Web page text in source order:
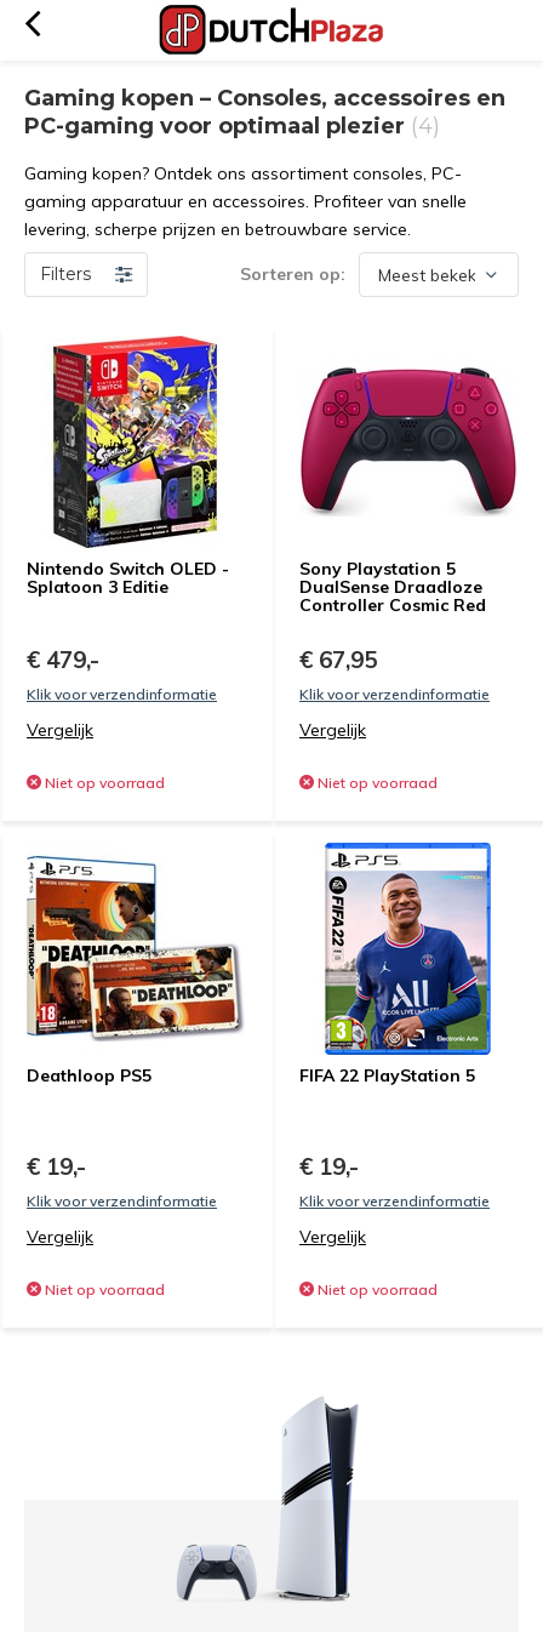
Gaming kopen – Consoles, accessoires en
PC-gaming voor optimaal plezier (4)
Gaming kopen? Ontdek ons assortiment consoles, PC-
gaming apparatuur en accessoires. Profiteer van snelle
levering, scherpe prijzen en betrouwbare service.
Filters Sorteren op:
Nintendo Switch OLED -
Splatoon 3 Editie
€ 479,-
Klik voor verzendinformatie
Vergelijk
Niet op voorraad
Sony Playstation 5
DualSense Draadloze
Controller Cosmic Red
€ 67,95
Klik voor verzendinformatie
Vergelijk
Niet op voorraad
Deathloop PS5
€ 19,-
Klik voor verzendinformatie
Vergelijk
Niet op voorraad
FIFA 22 PlayStation 5
€ 19,-
Klik voor verzendinformatie
Vergelijk
Niet op voorraad